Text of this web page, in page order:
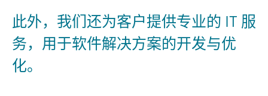
此外，我们还为客户提供专业的 IT 服
务，用于软件解决方案的开发与优
化。